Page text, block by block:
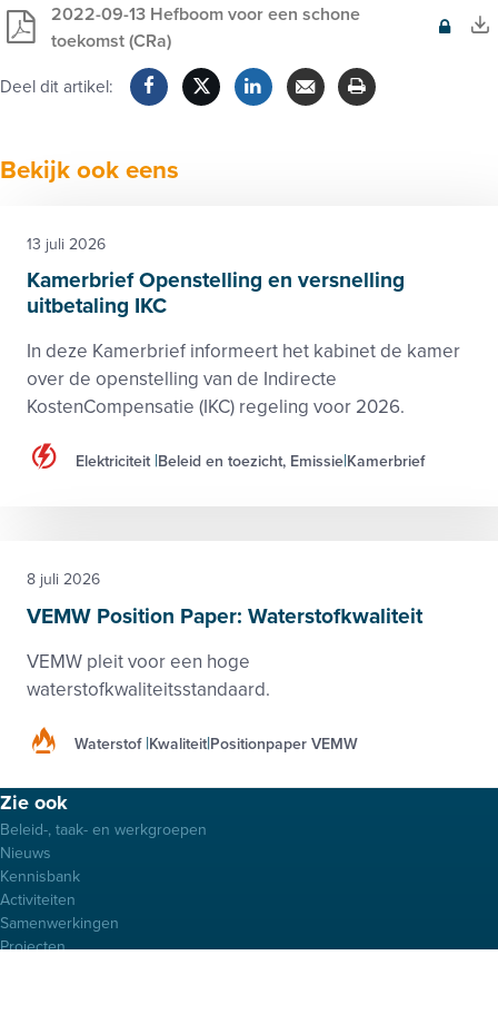
2022-09-13 Hefboom voor een schone
toekomst (CRa)
Exclusief
leden
Deel dit artikel:
Bekijk ook eens
Kamerbrief Openstelling en versnelling
uitbetaling IKC
In deze Kamerbrief informeert het kabinet de kamer
over de openstelling van de Indirecte
KostenCompensatie (IKC) regeling voor 2026.
13 juli 2026
Elektriciteit Beleid en toezicht, Emissie Kamerbrief
VEMW Position Paper: Waterstofkwaliteit
VEMW pleit voor een hoge
waterstofkwaliteitsstandaard.
8 juli 2026
Waterstof Kwaliteit Positionpaper VEMW
Footer
menu
Zie ook
Beleid-, taak- en werkgroepen
Nieuws
Kennisbank
Activiteiten
Samenwerkingen
Projecten